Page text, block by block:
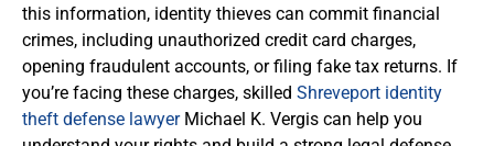
this information, identity thieves can commit financial
crimes, including unauthorized credit card charges,
opening fraudulent accounts, or filing fake tax returns. If
you’re facing these charges, skilled Shreveport identity
theft defense lawyerMichael K. Vergis can help you